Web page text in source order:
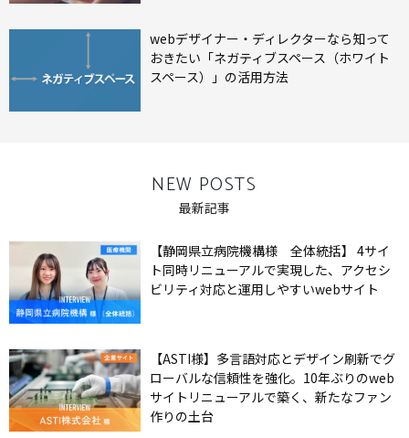
webデザイナー・ディレクターなら知って
おきたい「ネガティブスペース（ホワイト
スペース）」の活用方法
NEW POSTS
最新記事
【静岡県立病院機構様 全体統括】 4サイ
ト同時リニューアルで実現した、アクセシ
ビリティ対応と運用しやすいwebサイト
【ASTI様】多言語対応とデザイン刷新でグ
ローバルな信頼性を強化。10年ぶりのweb
サイトリニューアルで築く、新たなファン
作りの土台